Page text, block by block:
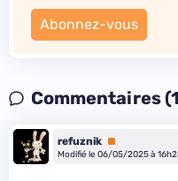
Abonnez-vous
Commentaires
refuznik Premium
Modifié le 06/05/2025 à